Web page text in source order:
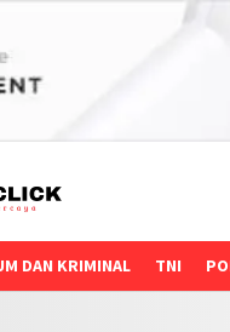
DAN KRIMINAL TNI